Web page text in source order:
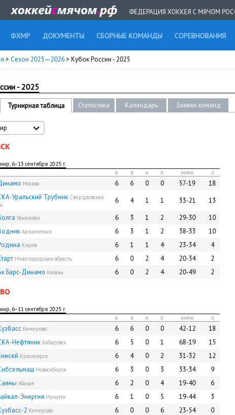
ФЕДЕРАЦИЯ ХОККЕЯ С МЯЧОМ
ФХМР ДОКУМЕНТЫ СБОРНЫЕ КОМАНДЫ СОРЕВНОВАНИЯ
> Сезон 2025—2026> Кубок России - 2025
- 2025
Турнирная таблица Статистика Календарь Заявки команд
6−13 сентября 2025 г.
и
в н п мячи о
Москва 6 6 0 0 57-19
18
Уральский Трубник Свердловская
6 4 1 1 33-21
13
Ульяновск 6 3 1 2 29-30
10
Архангельск 6 3 1 2 38-33
10
Киров 6 1 1 4 23-34
4
Нижегородская область 6 0 2 4 20-34
2
Барс-Динамо Казань 6 0 2 4 20-49 2
6−11 сентября 2025 г.
и
в н п мячи о
Кемерово 6 6 0 0 42-12
18
Нефтяник Хабаровск 6 5 0 1 68-19
15
Красноярск 6 4 0 2 31-32
12
Новосибирск 6 3 0 3 33-34
9
Абакан 6 2 0 4 19-40
6
Энергия Иркутск 6 1 0 5 19-44
3
2 Кемерово 6 0 0 6 23-54 0